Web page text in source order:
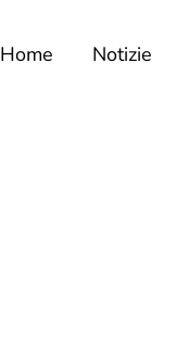
Home Notizie